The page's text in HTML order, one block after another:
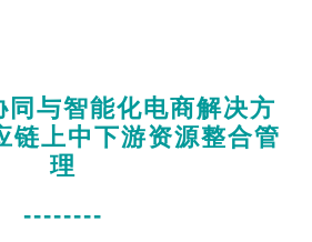
同与智能化电商解决方
链上中下游资源整合管
理
--------